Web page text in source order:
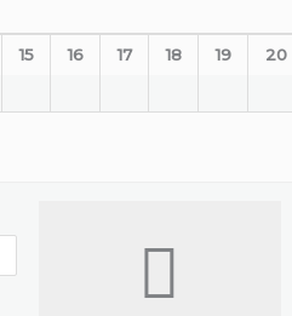
15 16 17 18 19 20